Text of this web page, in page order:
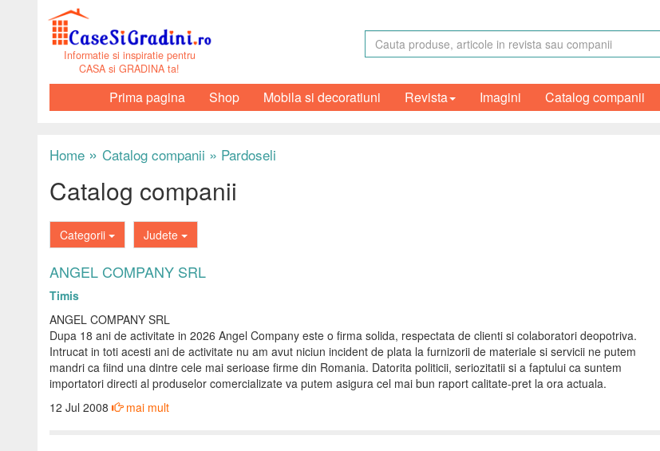
Informatie si inspiratie pentru
CASA si GRADINA ta!
Prima pagina Shop Mobila si decoratiuni Revista Imagini Catalog companii
Home » Catalog companii » Pardoseli
Catalog companii
Categorii Judete
ANGEL COMPANY SRL
Timis
ANGEL COMPANY SRL
Dupa 18 ani de activitate in 2026 Angel Company este o firma solida, respectata de clienti si colaboratori deopotriva.
Intrucat in toti acesti ani de activitate nu am avut niciun incident de plata la furnizorii de materiale si servicii ne putem
mandri ca fiind una dintre cele mai serioase firme din Romania. Datorita politicii, seriozitatii si a faptului ca suntem
importatori directi al produselor comercializate va putem asigura cel mai bun raport calitate-pret la ora actuala.
12 Jul 2008
mai mult